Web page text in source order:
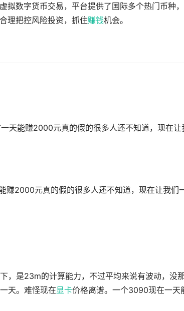
拟数字货币交易，平台提供了国际多个热门币种
理把控风险投资，抓住赚钱机会。
天能赚2000元真的假的很多人还不知道，现在让
赚2000元真的假的很多人还不知道，现在让我们
，是23m的计算能力，不过平均来说有波动，没
天。难怪现在显卡价格离谱。一个3090现在一天